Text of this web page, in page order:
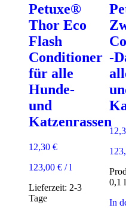
Petuxe®
Thor Eco
Flash
Conditioner
für alle
Hunde-
und
Katzenrassen
12,30 €
123,00 € /l
Lieferzeit: 2-3
Tage
-
0,1l
In